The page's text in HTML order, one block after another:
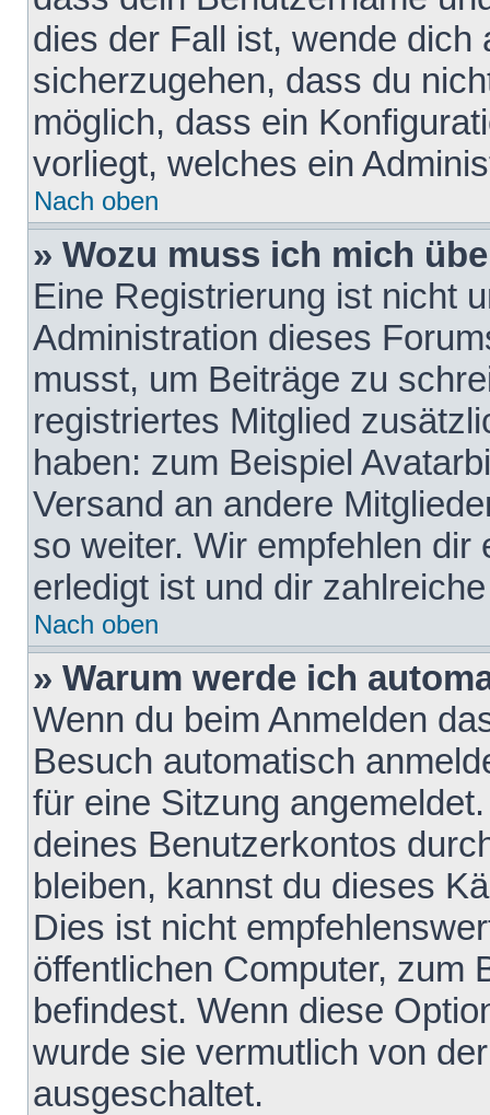
dies der Fall ist, wende dich
sicherzugehen, dass du
möglich, dass ein
vorliegt, welches ein
Nach oben
» Wozu muss ich mich
Eine Registrierung ist nicht
Administration dieses
musst, um Beiträge zu
registriertes Mitglied
haben: zum Beispiel
Versand an andere
so weiter. Wir empfehlen
erledigt ist und dir
Nach oben
» Warum werde ich
Wenn du beim Anmelden
Besuch automatisch
für eine Sitzung
deines Benutzerkontos
bleiben, kannst du dieses
Dies ist nicht
öffentlichen Computer, zum
befindest. Wenn diese
wurde sie vermutlich von
ausgeschaltet.